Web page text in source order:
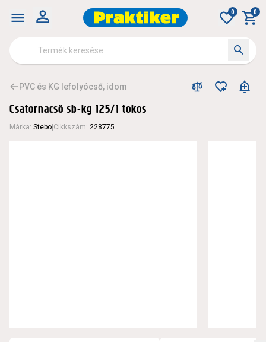
0 0
PVC és KG lefolyócső, idom
Csatornacső sb-kg 125/1 tokos
Márka: Stebo Cikkszám: 228775